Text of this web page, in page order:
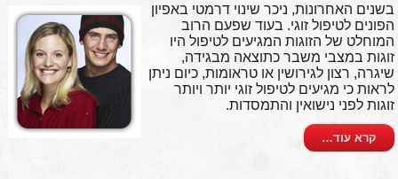
בשנים האחרונות, ניכר שינוי דרמטי באפיון
הפונים לטיפול זוגי. בעוד שפעם הרוב
המוחלט של הזוגות המגיעים לטיפול היו
זוגות במצבי משבר כתוצאה מבגידה,
שיגרה, רצון לגירושין או טראומות, כיום ניתן
לראות כי מגיעים לטיפול זוגי יותר ויותר
זוגות לפני נישואין והתמסדות.
קרא עוד…